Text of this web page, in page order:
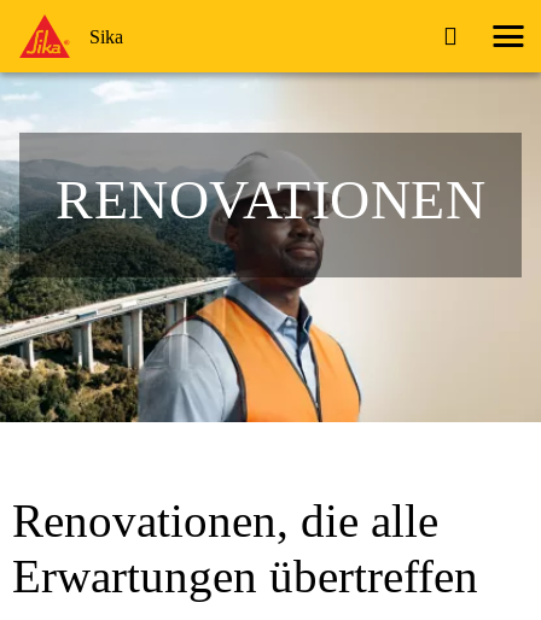
Sika
RENOVA­TIONEN
Renovationen, die alle
Erwartungen übertreffen